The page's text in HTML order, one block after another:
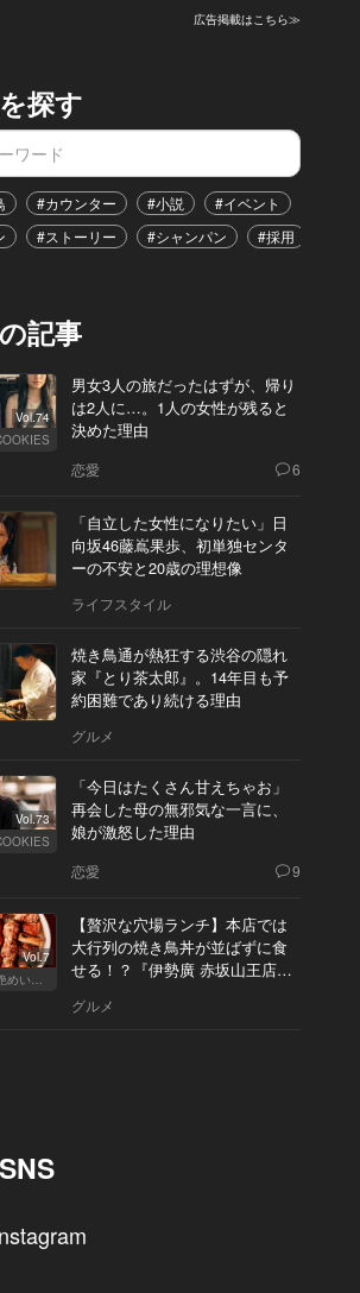
広告掲載はこちら≫
探す
#カウンター #小説 #イベント
#ストーリー #シャンパン #採用
記事
Vol.74
男女3人の旅だったはずが、帰り
は2人に…。1人の女性が残ると
決めた理由
恋愛 6
「自立した女性になりたい」日
向坂46藤嶌果歩、初単独センタ
ーの不安と20歳の理想像
ライフスタイル
焼き鳥通が熱狂する渋谷の隠れ
家『とり茶太郎』。14年目も予
約困難であり続ける理由
グルメ
Vol.73
「今日はたくさん甘えちゃお」
再会した母の無邪気な一言に、
娘が激怒した理由
恋愛 9
Vol.7
焼き鳥が艶めいてきた
【贅沢な穴場ランチ】本店では
大行列の焼き鳥丼が並ばずに食
せる！？『伊勢廣 赤坂山王店』
グルメ